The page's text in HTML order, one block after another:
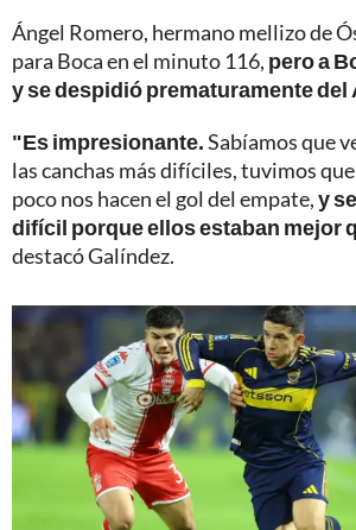
Ángel Romero, hermano mellizo de
para Boca en el minuto 116, pero a
y se despidió prematuramente del
"Es impresionante.Sabíamos que
las canchas más difíciles, tuvimos
poco nos hacen el gol del empate,y
difícil porque ellos estaban mejor
destacó Galíndez.